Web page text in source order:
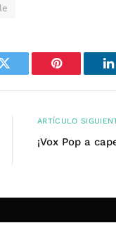
Twitter Pinterest
ARTÍCULO
¡Vox Pop a